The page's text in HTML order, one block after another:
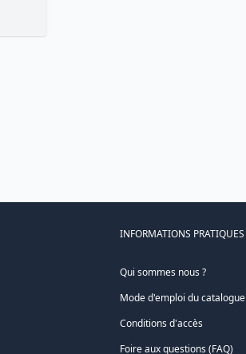
INFORMATIONS PRATIQUES
Qui sommes nous ?
Mode d'emploi du catalogue
Conditions d'accès
Foire aux questions (FAQ)